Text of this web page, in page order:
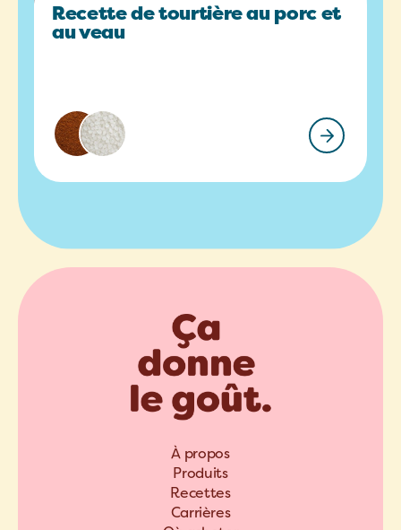
Recette de tourtière au porc et
au veau
À propos
Produits
Recettes
Carrières